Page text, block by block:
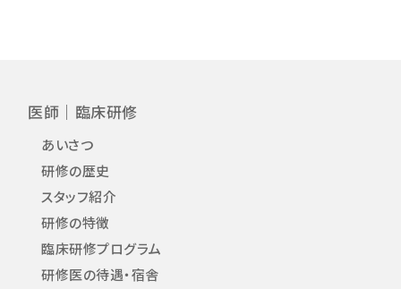
医師｜臨床研修
あいさつ
研修の歴史
スタッフ紹介
研修の特徴
臨床研修プログラム
研修医の待遇・宿舎